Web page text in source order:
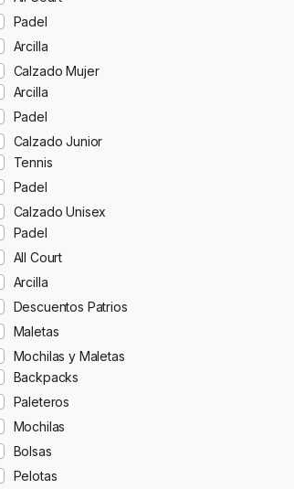
Padel
Arcilla
Calzado Mujer
Arcilla
Padel
Calzado Junior
Tennis
Padel
Calzado Unisex
Padel
All Court
Arcilla
Descuentos Patrios
Maletas
Mochilas y Maletas
Backpacks
Paleteros
Mochilas
Bolsas
Pelotas